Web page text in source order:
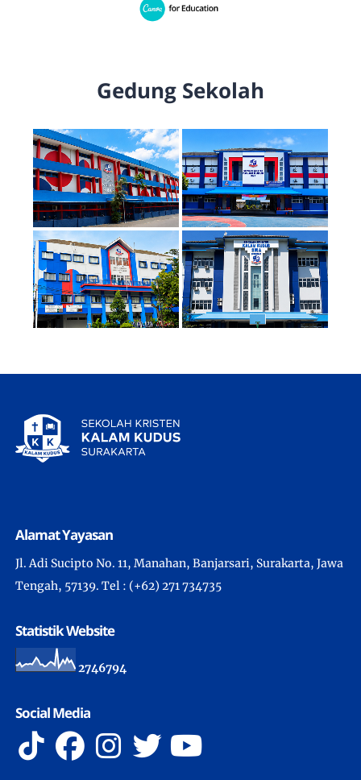
Gedung Sekolah
Alamat Yayasan
Jl. Adi Sucipto No. 11, Manahan, Banjarsari, Surakarta, Jawa
Tengah, 57139. Tel : (+62) 271 734735
Statistik Website
2746794
Social Media